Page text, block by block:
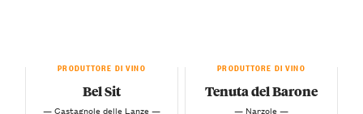
PRODUTTORE DI VINO
Bel Sit
— Castagnole delle Lanze —
PRODUTTORE DI VINO
Tenuta del Barone
— Narzole —